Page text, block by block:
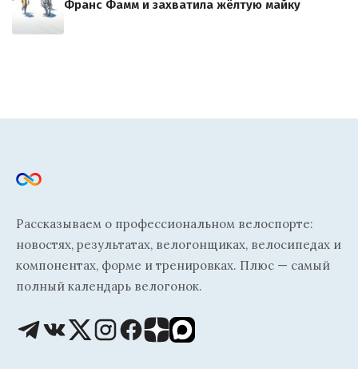
Франс Фамм и захватила жёлтую майку
Рассказываем о профессиональном велоспорте:
новостях, результатах, велогонщиках, велосипедах и
компонентах, форме и тренировках. Плюс — самый
полный календарь велогонок.